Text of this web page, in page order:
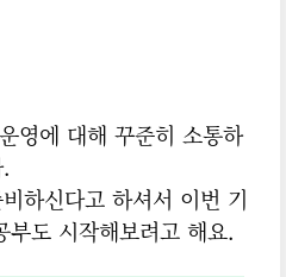
영에 대해 꾸준히 소통하
하신다고 하셔서 이번 기
도 시작해보려고 해요.